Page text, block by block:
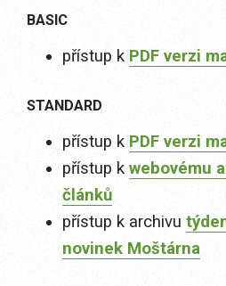
BASIC
přístup k PDF verzi
STANDARD
přístup k PDF verzi
přístup k webovému
článků
přístup k archivu
novinek Moštárna